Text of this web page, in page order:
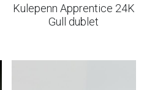
Kulepenn Apprentice 24K
Gull dublet